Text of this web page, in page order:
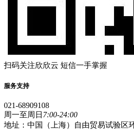
扫码关注欣欣云 短信一手掌握
服务支持
021-68909108
周一至周日 7:00-24:00
地址：中国（上海）自由贸易试验区